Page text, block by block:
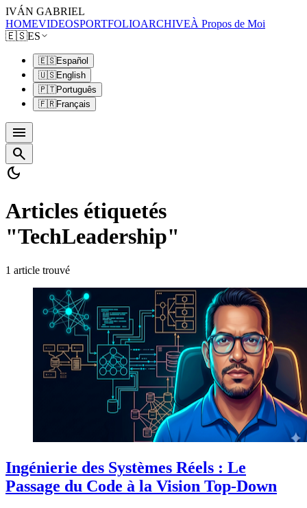
IVÁN GABRIEL
HOMEVIDEOSPORTFOLIOARCHIVEÀ Propos de Moi
🇪🇸ES
🇪🇸Español
🇺🇸English
🇵🇹Português
🇫🇷Français
menu
search
dark_mode
Articles étiquetés
"TechLeadership"
1 article trouvé
Ingénierie des Systèmes Réels : Le
Passage du Code à la Vision Top-Down